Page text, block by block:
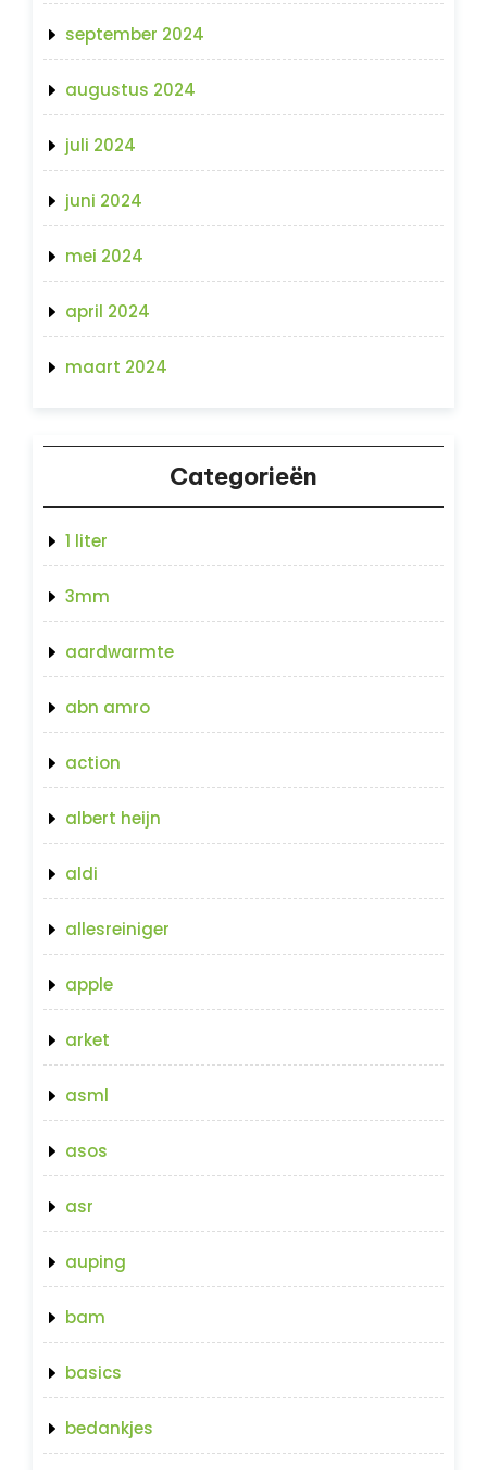
september 2024
augustus 2024
juli 2024
juni 2024
mei 2024
april 2024
maart 2024
Categorieën
1 liter
3mm
aardwarmte
abn amro
action
albert heijn
aldi
allesreiniger
apple
arket
asml
asos
asr
auping
bam
basics
bedankjes